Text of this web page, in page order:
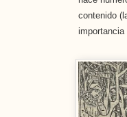
contenido
importancia